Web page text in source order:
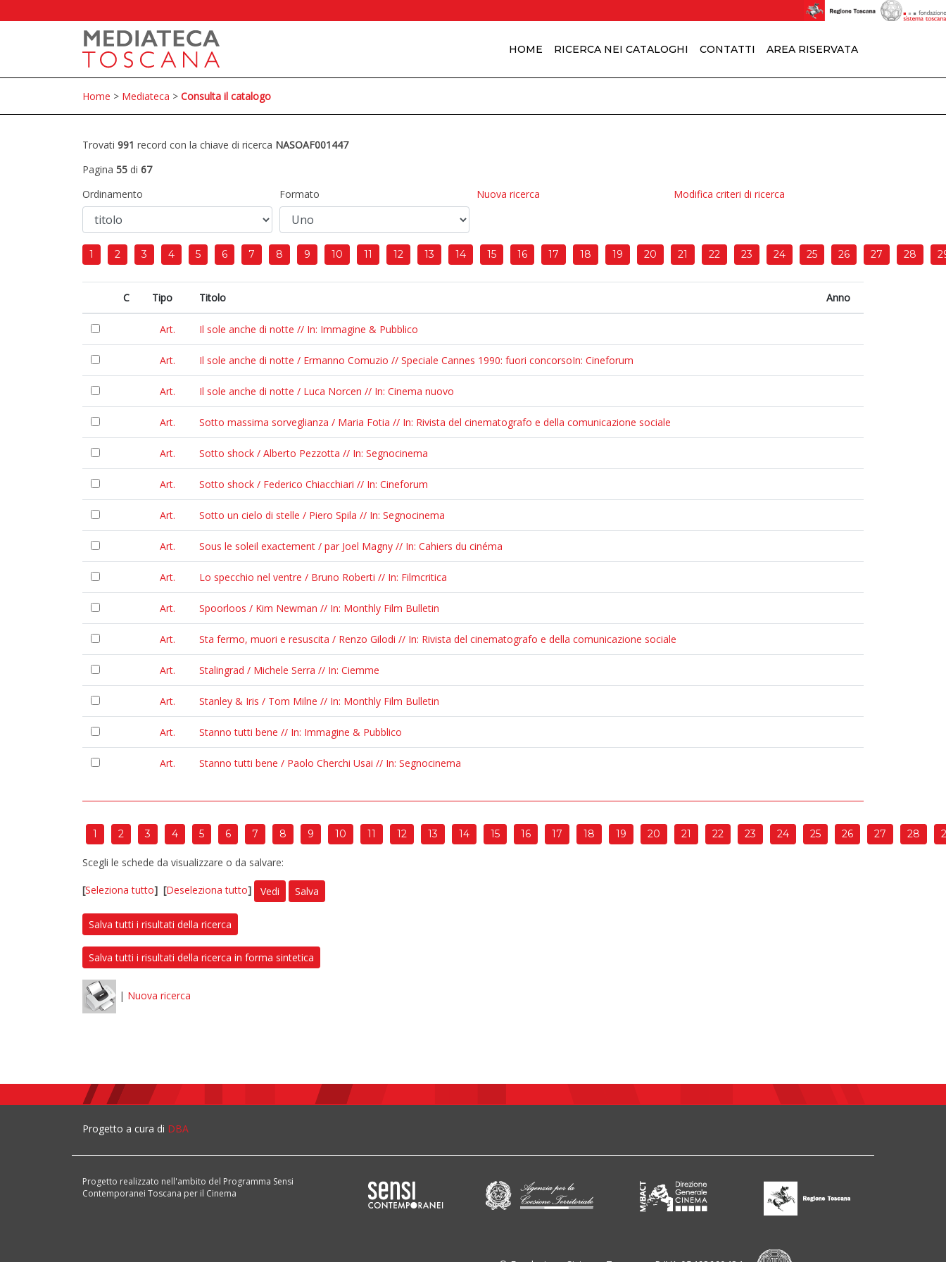
HOME RICERCA NEI CATALOGHI CONTATTI AREA RISERVATA
Home > Mediateca > Consulta il catalogo
Trovati 991 record con la chiave di ricerca NASOAF001447
Pagina 55 di 67
Ordinamento
Formato Nuova ricerca Modifica criteri di ricerca
1 2 3 4 5 6 7 8 9 10 11 12 13 14 15 16 17 18 19 20 21 22 23 24 25 26 27 28
C Tipo Titolo Anno
Art. Il sole anche di notte // In: Immagine & Pubblico
Art. Il sole anche di notte / Ermanno Comuzio // Speciale Cannes 1990: fuori concorsoIn: Cineforum
Art. Il sole anche di notte / Luca Norcen // In: Cinema nuovo
Art. Sotto massima sorveglianza / Maria Fotia // In: Rivista del cinematografo e della comunicazione sociale
Art. Sotto shock / Alberto Pezzotta // In: Segnocinema
Art. Sotto shock / Federico Chiacchiari // In: Cineforum
Art. Sotto un cielo di stelle / Piero Spila // In: Segnocinema
Art. Sous le soleil exactement / par Joel Magny // In: Cahiers du cinéma
Art. Lo specchio nel ventre / Bruno Roberti // In: Filmcritica
Art. Spoorloos / Kim Newman // In: Monthly Film Bulletin
Art. Sta fermo, muori e resuscita / Renzo Gilodi // In: Rivista del cinematografo e della comunicazione sociale
Art. Stalingrad / Michele Serra // In: Ciemme
Art. Stanley & Iris / Tom Milne // In: Monthly Film Bulletin
Art. Stanno tutti bene // In: Immagine & Pubblico
Art. Stanno tutti bene / Paolo Cherchi Usai // In: Segnocinema
1 2 3 4 5 6 7 8 9 10 11 12 13 14 15 16 17 18 19 20 21 22 23 24 25 26 27 28
Scegli le schede da visualizzare o da salvare:
[Seleziona tutto] [Deseleziona tutto] Vedi Salva
Salva tutti i risultati della ricerca
Salva tutti i risultati della ricerca in forma sintetica
| Nuova ricerca
Progetto a cura di DBA
Progetto realizzato nell'ambito del Programma Sensi
Contemporanei Toscana per il Cinema